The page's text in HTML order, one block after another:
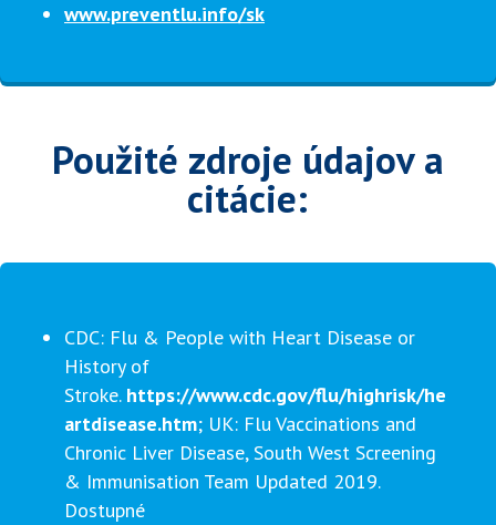
www.preventlu.info/sk
Použité zdroje údajov a
citácie:
CDC: Flu & People with Heart Disease or
History of
Stroke. https://www.cdc.gov/flu/highrisk/he
artdisease.htm; UK: Flu Vaccinations and
Chronic Liver Disease, South West Screening
& Immunisation Team Updated 2019.
Dostupné